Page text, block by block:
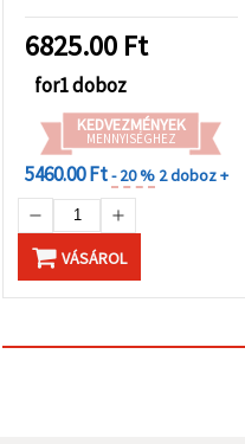
6825.00 Ft
for1 doboz
KEDVEZMÉNYEK
MENNYISÉGHEZ
5460.00 Ft- 20 % 2 doboz +
VÁSÁROL